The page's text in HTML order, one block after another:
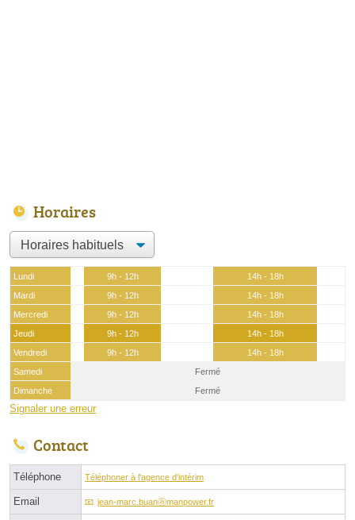
Horaires
Lundi 9h - 12h
14h - 18h
Mardi
9h - 12h
14h - 18h
Mercredi
9h - 12h
14h - 18h
Jeudi
9h - 12h
14h - 18h
Vendredi
9h - 12h
14h - 18h
Samedi
Fermé
Dimanche
Fermé
Signaler une erreur
Contact
Téléphone Téléphoner à l'agence d'intérim
Email jean-marc.buanⓐmanpower.fr